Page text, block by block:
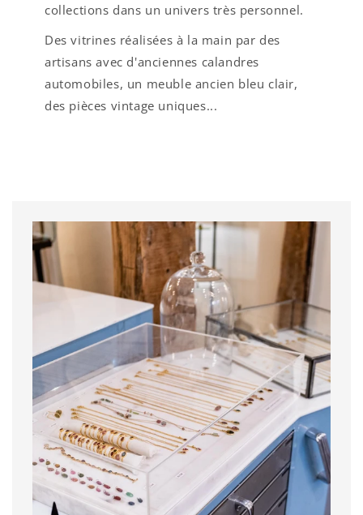
collections dans un univers très personnel.
Des vitrines réalisées à la main par des
artisans avec d'anciennes calandres
automobiles, un meuble ancien bleu clair,
des pièces vintage uniques...